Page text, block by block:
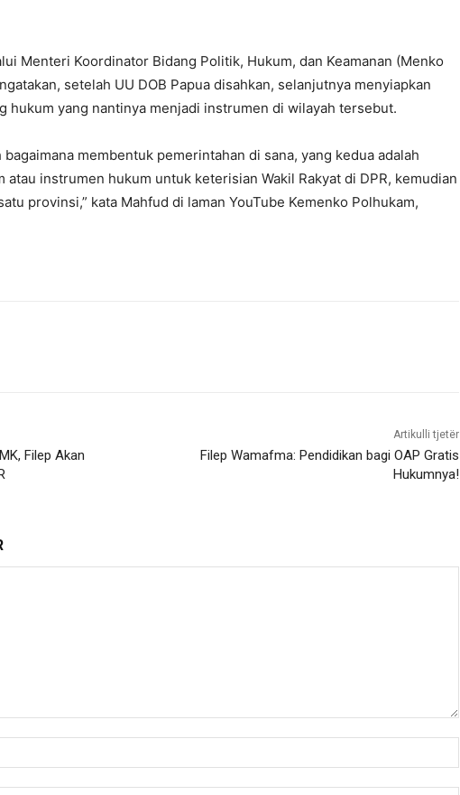
Menteri Koordinator Bidang Politik, Hukum, dan Keamanan (Menko
setelah UU DOB Papua disahkan, selanjutnya menyiapkan
hukum yang nantinya menjadi instrumen di wilayah tersebut.
bagaimana membentuk pemerintahan di sana, yang kedua adalah
atau instrumen hukum untuk keterisian Wakil Rakyat di DPR, kemudian
provinsi,” kata Mahfud di laman YouTube Kemenko Polhukam,
Filep Akan
Artikulli tjetër
Filep Wamafma: Pendidikan bagi OAP Gratis
Hukumnya!